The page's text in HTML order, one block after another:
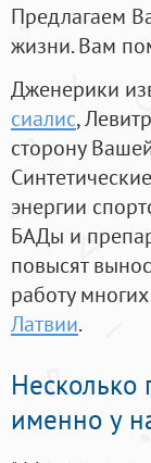
Предлагаем
жизни. Вам
Дженерики
сиалис,
сторону
энергии
БАДы и
повысят
работу
Латвии.
Несколько
именно у